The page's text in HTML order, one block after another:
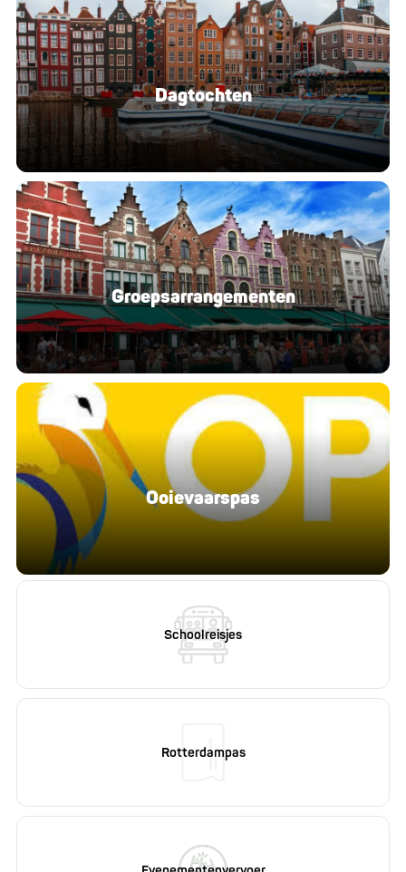
Dagtochten
Groeps­ar­ran­ge­men­ten
Ooievaarspas
Schoolreisjes
Rotterdampas